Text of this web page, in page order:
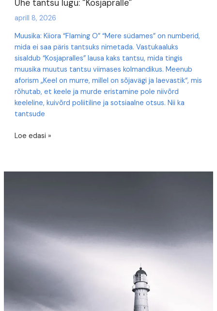
Ühe tantsu lugu: “Kosjapralle”
aprill 8, 2026
Muusika: Kiiora “Flaming O” “Mere südames” on numberid,
mida ei saa päris tantsuks nimetada. Vastukaaluks
sisaldub “Kosjapralles” lausa kaks tantsu, mida tingis
muusika muutus tantsu viimases kolmandikus. Meenub
aforism „Keel on murre, millel on sõjavägi ja laevastik“, mis
rõhutab, et keele ja murde eristamine pole niivõrd
keeleline, kuivõrd poliitiline ja sotsiaalne otsus. Nii ka
tantsude
Ühe
Loe edasi »